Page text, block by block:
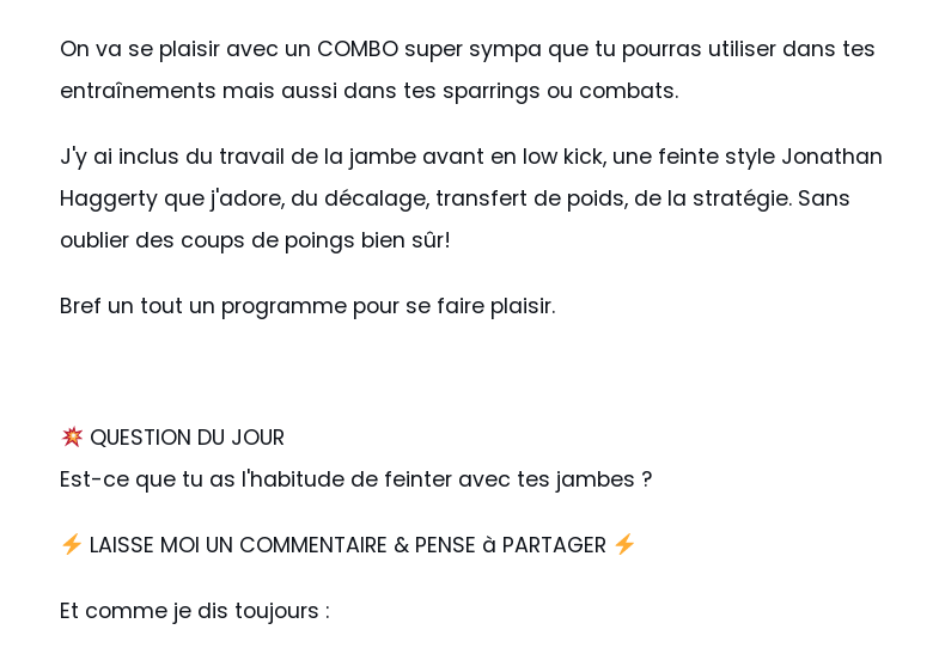
On va se plaisir avec un COMBO super sympa que tu pourras utiliser dans tes
entraînements mais aussi dans tes sparrings ou combats.
J'y ai inclus du travail de la jambe avant en low kick, une feinte style Jonathan
Haggerty que j'adore, du décalage, transfert de poids, de la stratégie. Sans
oublier des coups de poings bien sûr!
Bref un tout un programme pour se faire plaisir.
QUESTION DU JOUR
Est-ce que tu as l'habitude de feinter avec tes jambes ?
LAISSE MOI UN COMMENTAIRE & PENSE à PARTAGER
Et comme je dis toujours :